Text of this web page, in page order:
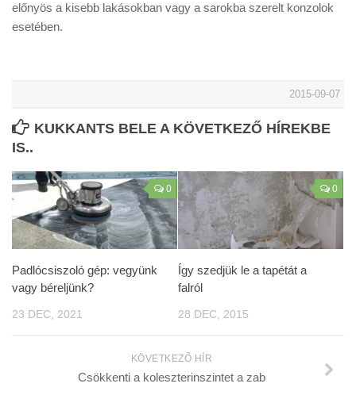
előnyös a kisebb lakásokban vagy a sarokba szerelt konzolok
esetében.
2015-09-07
KUKKANTS BELE A KÖVETKEZŐ HÍREKBE
IS..
0
Padlócsiszoló gép: vegyünk
vagy béreljünk?
23 DEC, 2021
0
Így szedjük le a tapétát a
falról
28 DEC, 2015
KÖVETKEZŐ HÍR
Csökkenti a koleszterinszintet a zab